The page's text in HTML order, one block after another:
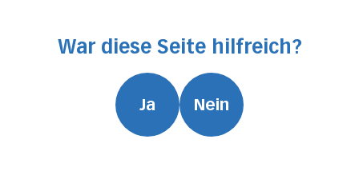
War diese Seite hilfreich?
Ja Nein